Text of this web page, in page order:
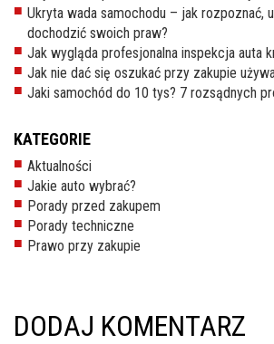
Ukryta wada samochodu – jak rozpoznać,
dochodzić swoich praw?
Jak wygląda profesjonalna inspekcja auta
Jak nie dać się oszukać przy zakupie
Jaki samochód do 10 tys? 7 rozsądnych
KATEGORIE
Aktualności
Jakie auto wybrać?
Porady przed zakupem
Porady techniczne
Prawo przy zakupie
DODAJ KOMENTARZ